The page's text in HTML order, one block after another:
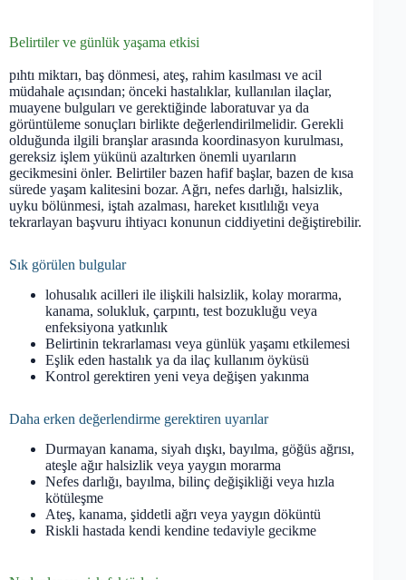
Belirtiler ve günlük yaşama etkisi
pıhtı miktarı, baş dönmesi, ateş, rahim kasılması ve acil
müdahale açısından; önceki hastalıklar, kullanılan ilaçlar,
muayene bulguları ve gerektiğinde laboratuvar ya da
görüntüleme sonuçları birlikte değerlendirilmelidir. Gerekli
olduğunda ilgili branşlar arasında koordinasyon kurulması,
gereksiz işlem yükünü azaltırken önemli uyarıların
gecikmesini önler. Belirtiler bazen hafif başlar, bazen de kısa
sürede yaşam kalitesini bozar. Ağrı, nefes darlığı, halsizlik,
uyku bölünmesi, iştah azalması, hareket kısıtlılığı veya
tekrarlayan başvuru ihtiyacı konunun ciddiyetini değiştirebilir.
Sık görülen bulgular
lohusalık acilleri ile ilişkili halsizlik, kolay morarma,
kanama, solukluk, çarpıntı, test bozukluğu veya
enfeksiyona yatkınlık
Belirtinin tekrarlaması veya günlük yaşamı etkilemesi
Eşlik eden hastalık ya da ilaç kullanım öyküsü
Kontrol gerektiren yeni veya değişen yakınma
Daha erken değerlendirme gerektiren uyarılar
Durmayan kanama, siyah dışkı, bayılma, göğüs ağrısı,
ateşle ağır halsizlik veya yaygın morarma
Nefes darlığı, bayılma, bilinç değişikliği veya hızla
kötüleşme
Ateş, kanama, şiddetli ağrı veya yaygın döküntü
Riskli hastada kendi kendine tedaviyle gecikme